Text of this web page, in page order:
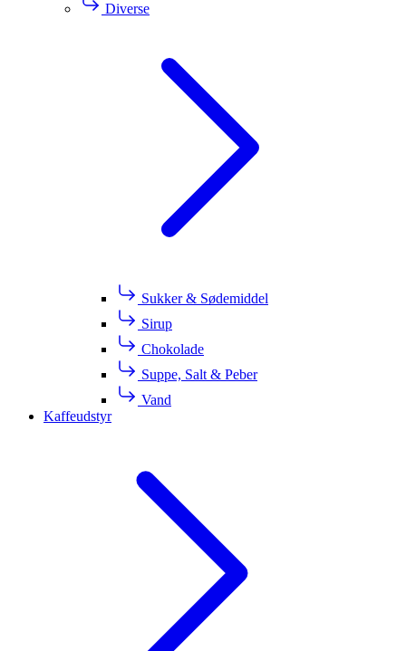
Diverse
Sukker & Sødemiddel
Sirup
Chokolade
Suppe, Salt & Peber
Vand
Kaffeudstyr